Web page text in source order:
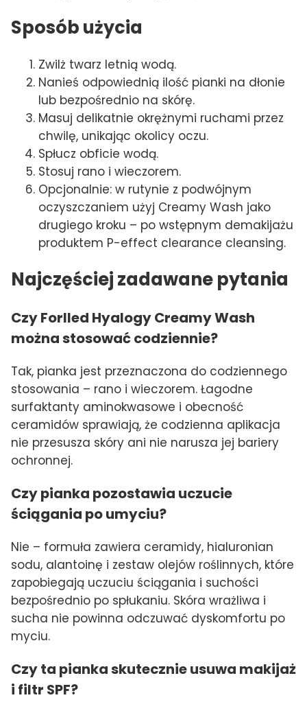
Sposób użycia
Zwilż twarz letnią wodą.
Nanieś odpowiednią ilość pianki na dłonie
lub bezpośrednio na skórę.
Masuj delikatnie okrężnymi ruchami przez
chwilę, unikając okolicy oczu.
Spłucz obficie wodą.
Stosuj rano i wieczorem.
Opcjonalnie: w rutynie z podwójnym
oczyszczaniem użyj Creamy Wash jako
drugiego kroku – po wstępnym demakijażu
produktem P-effect clearance cleansing.
Najczęściej zadawane pytania
Czy Forlled Hyalogy Creamy Wash
można stosować codziennie?
Tak, pianka jest przeznaczona do codziennego
stosowania – rano i wieczorem. Łagodne
surfaktanty aminokwasowe i obecność
ceramidów sprawiają, że codzienna aplikacja
nie przesusza skóry ani nie narusza jej bariery
ochronnej.
Czy pianka pozostawia uczucie
ściągania po umyciu?
Nie – formuła zawiera ceramidy, hialuronian
sodu, alantoinę i zestaw olejów roślinnych, które
zapobiegają uczuciu ściągania i suchości
bezpośrednio po spłukaniu. Skóra wrażliwa i
sucha nie powinna odczuwać dyskomfortu po
myciu.
Czy ta pianka skutecznie usuwa makijaż
i filtr SPF?